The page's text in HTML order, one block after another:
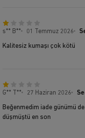
s** B** 01 Temmuz 2026
Kalitesiz kumaşı çok kötü
G** T** 27 Haziran 2026
Beğenmedim iade günümü
düşmüştü en son